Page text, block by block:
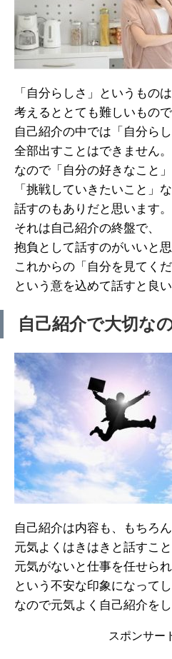
「自分らしさ」というものは
考えるととても難しいもので
自己紹介の中では「自分ら
全部出すことはできません。
なので「自分の好きなこと
「挑戦していきたいこと」
話すのもありだと思います。
それは自己紹介の終盤で、
抱負として話すのがいいと思
これからの「自分を見てくだ
という意を込めて話すと良
自己紹介で大切な
自己紹介は内容も、もちろん
元気よくはきはきと話すこ
元気がないと仕事を任せら
という不安な印象になってし
なので元気よく自己紹介を
スポンサー